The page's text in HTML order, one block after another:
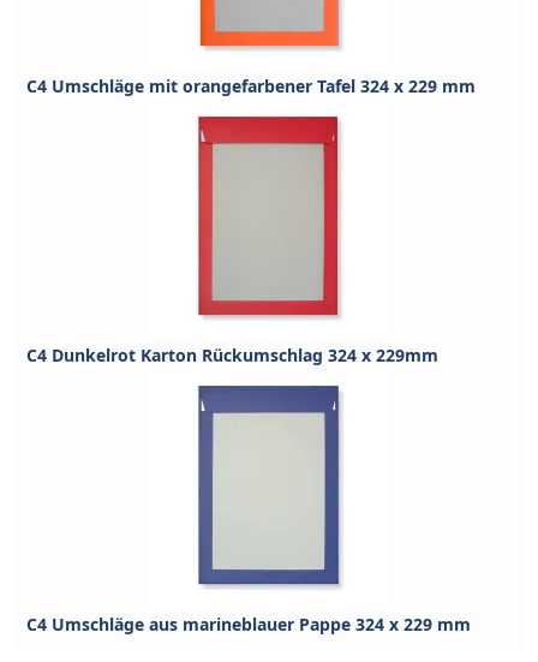
C4 Umschläge mit orangefarbener Tafel 324 x 229 mm
C4 Dunkelrot Karton Rückumschlag 324 x 229mm
C4 Umschläge aus marineblauer Pappe 324 x 229 mm